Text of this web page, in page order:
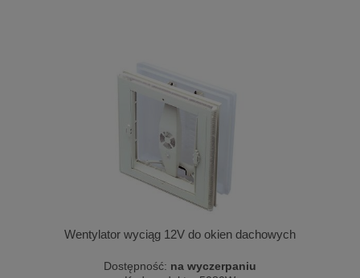
Wentylator wyciąg 12V do okien dachowych
Dostępność: na wyczerpaniu